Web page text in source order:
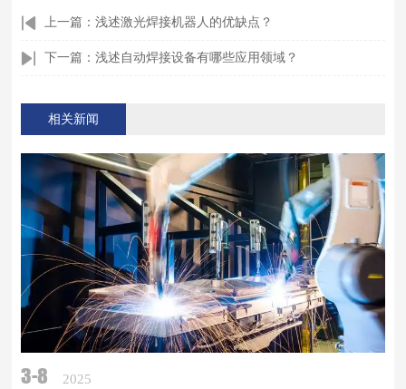
上一篇：浅述激光焊接机器人的优缺点？
下一篇：浅述自动焊接设备有哪些应用领域？
相关新闻
3-8 2025